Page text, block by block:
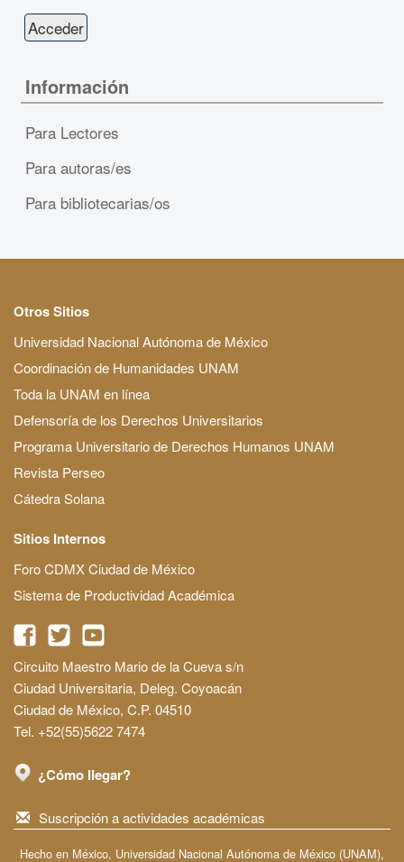
Información
Para Lectores
Para autoras/es
Para bibliotecarias/os
Otros Sitios
Universidad Nacional Autónoma de México
Coordinación de Humanidades UNAM
Toda la UNAM en línea
Defensoría de los Derechos Universitarios
Programa Universitario de Derechos Humanos UNAM
Revista Perseo
Cátedra Solana
Sitios Internos
Foro CDMX Ciudad de México
Sistema de Productividad Académica
Circuito Maestro Mario de la Cueva s/n
Ciudad Universitaria, Deleg. Coyoacán
Ciudad de México, C.P. 04510
Tel. +52(55)5622 7474
¿Cómo llegar?
Suscripción a actividades académicas
Hecho en México, Universidad Nacional Autónoma de México (UNAM),